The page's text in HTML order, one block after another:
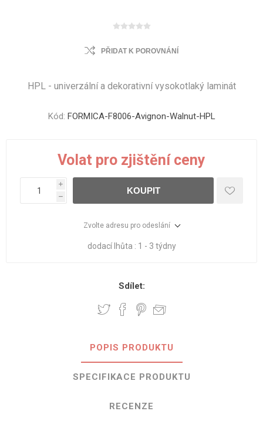
PŘIDAT K POROVNÁNÍ
HPL - univerzální a dekorativní vysokotlaký laminát
Kód: FORMICA-F8006-Avignon-Walnut-HPL
Volat pro zjištění ceny
i
h
KOUPIT
Zvolte adresu pro odeslání
dodací lhůta : 1 - 3 týdny
Sdílet:
POPIS PRODUKTU
SPECIFIKACE PRODUKTU
RECENZE